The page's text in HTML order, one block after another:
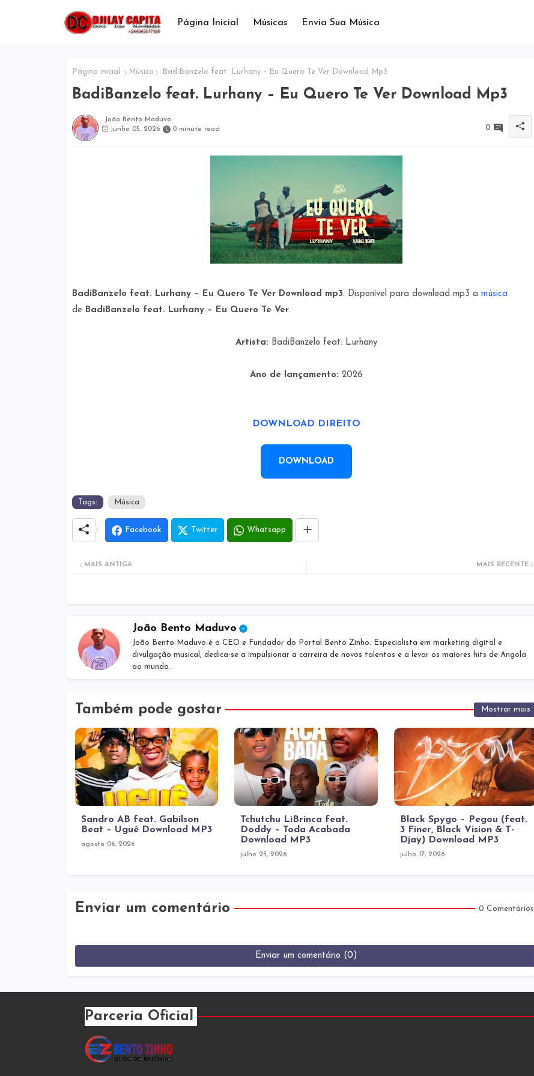
Página Inicial Músicas Envia Sua Música
Página inicial Música BadiBanzelo feat. Lurhany – Eu Quero Te Ver Download Mp3
BadiBanzelo feat. Lurhany – Eu Quero Te Ver Download Mp3
João Bento Maduvo
junho 05, 2026
0 minute read 0
BadiBanzelo feat. Lurhany – Eu Quero Te Ver Download mp3. Disponível para download mp3 a música
de BadiBanzelo feat. Lurhany – Eu Quero Te Ver.
Artista: BadiBanzelo feat. Lurhany
Ano de lançamento: 2026
DOWNLOAD DIREITO
DOWNLOAD
Tags: Música
Facebook Twitter Whatsapp
MAIS RECENTE
MAIS ANTIGA
João Bento Maduvo
João Bento Maduvo é o CEO e Fundador do Portal Bento Zinho. Especialista em marketing digital e
divulgação musical, dedica-se a impulsionar a carreira de novos talentos e a levar os maiores hits de Angola
ao mundo.
Também pode gostar Mostrar mais
Sandro AB feat. Gabilson
Beat – Uguê Download MP3
agosto 06, 2026
Tchutchu LiBrinca feat.
Doddy – Toda Acabada
Download MP3
julho 23, 2026
Black Spygo – Pegou (feat.
3 Finer, Black Vision & T-
Djay) Download MP3
julho 17, 2026
Enviar um comentário 0 Comentários
Enviar um comentário (0)
Parceria Oficial